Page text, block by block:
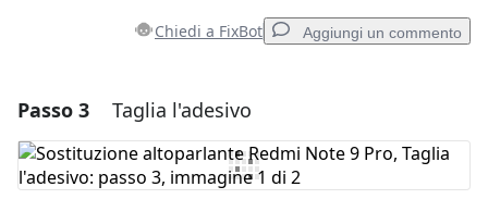
Chiedi a FixBot Aggiungi un commento
Aggiungi un commento
Aggiungi Commento
Passo 3 Taglia l'adesivo